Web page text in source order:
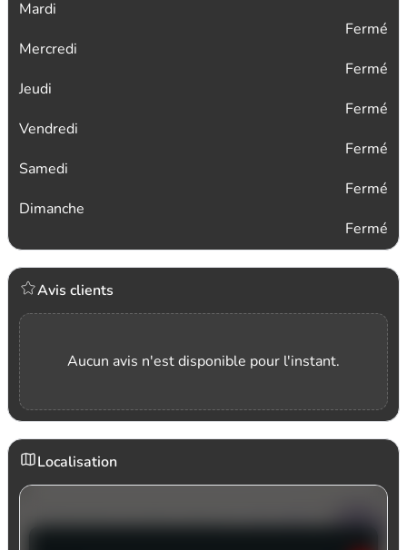
Mardi
Fermé
Mercredi
Fermé
Jeudi
Fermé
Vendredi
Fermé
Samedi
Fermé
Dimanche
Fermé
Avis clients
Aucun avis n'est disponible pour l'instant.
Localisation